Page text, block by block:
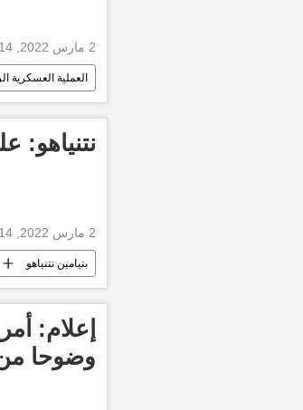
2 مارس 2022, 23:14 GMT
العملية العسكرية
نتنياهو:
2 مارس 2022, 23:14 GMT
بنيامين نتنياهو
إعلام:
وضوحا من